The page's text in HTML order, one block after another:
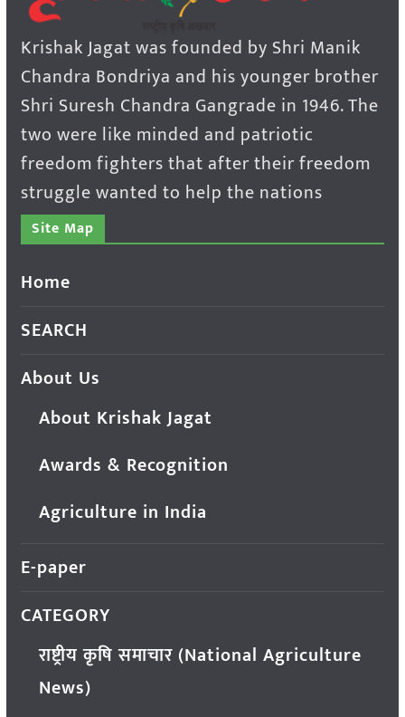
Krishak Jagat was founded by Shri Manik
Chandra Bondriya and his younger brother
Shri Suresh Chandra Gangrade in 1946. The
two were like minded and patriotic
freedom fighters that after their freedom
struggle wanted to help the nations
Site Map
Home
SEARCH
About Us
About Krishak Jagat
Awards & Recognition
Agriculture in India
E-paper
CATEGORY
राष्ट्रीय कृषि समाचार (National Agriculture
News)